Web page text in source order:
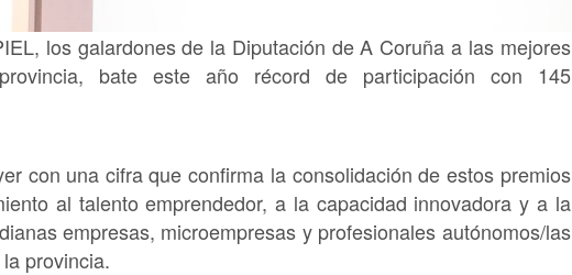
los galardones de la Diputación de A Coruña a las mejores
bate este año récord de participación con 145
con una cifra que confirma la consolidación de estos premios
al talento emprendedor, a la capacidad innovadora y a la
empresas, microempresas y profesionales autónomos/las
provincia.